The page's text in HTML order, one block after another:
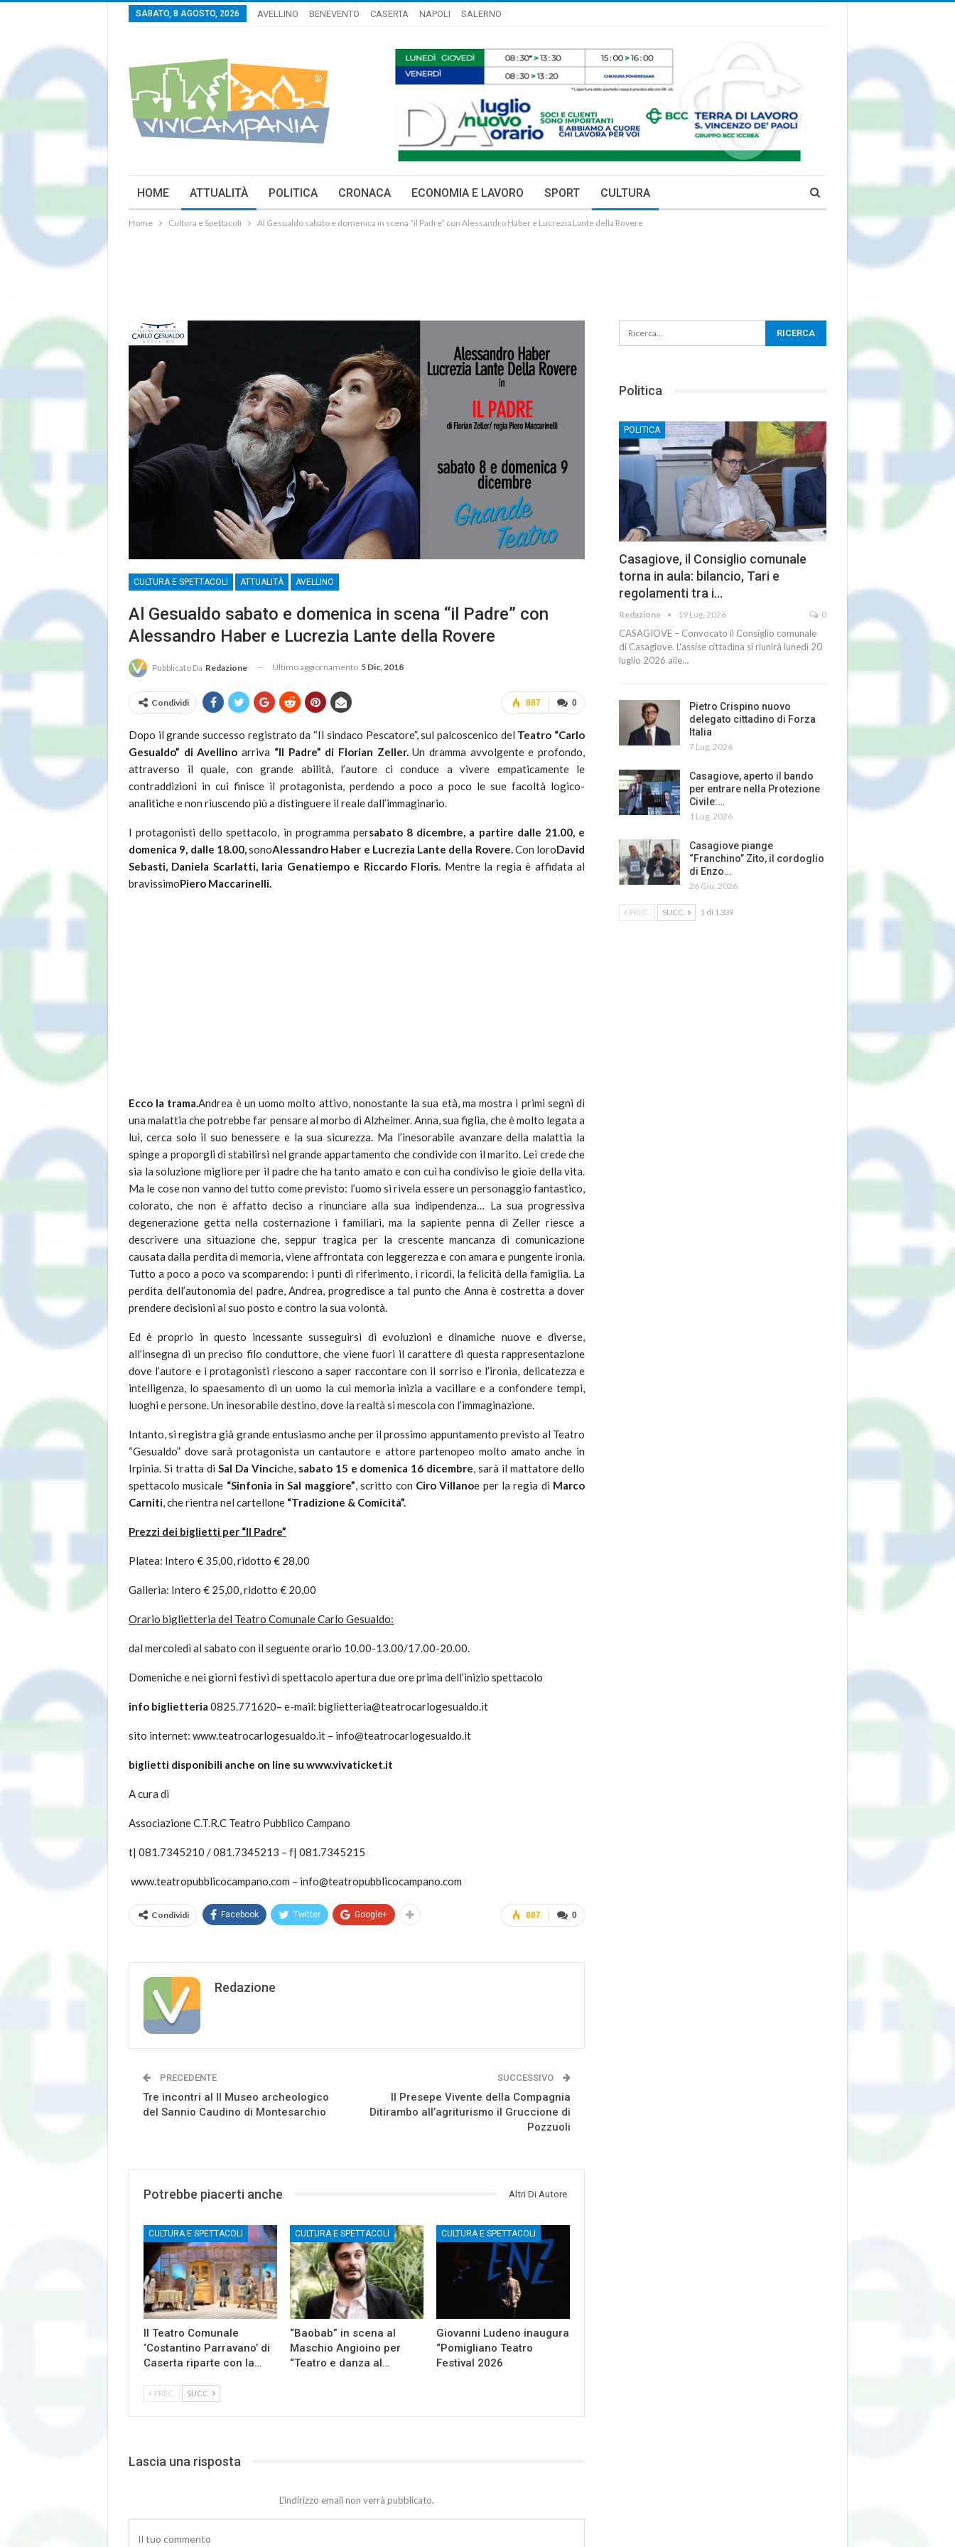
SABATO, 8 AGOSTO, 2026 AVELLINO BENEVENTO CASERTA NAPOLI SALERNO
HOME ATTUALITÀ POLITICA CRONACA ECONOMIA E LAVORO SPORT CULTURA
Home Cultura e Spettacoli Al Gesualdo sabato e domenica in scena “il Padre” con Alessandro Haber e Lucrezia Lante della Rovere
CULTURA E SPETTACOLI ATTUALITÀ AVELLINO
Al Gesualdo sabato e domenica in scena “il Padre” con
Alessandro Haber e Lucrezia Lante della Rovere
Pubblicato Da Redazione Ultimo aggiornamento 5 Dic, 2018
0
887
Condividi
Dopo il grande successo registrato da “Il sindaco Pescatore”, sul palcoscenico del Teatro “Carlo
Gesualdo” di Avellinoarriva “Il Padre” di Florian Zeller.Un dramma avvolgente e profondo,
attraverso il quale, con grande abilità, l’autore ci conduce a vivere empaticamente le
contraddizioni in cui finisce il protagonista, perdendo a poco a poco le sue facoltà logico-
analitiche e non riuscendo più a distinguere il reale dall’immaginario.
I protagonisti dello spettacolo, in programma persabato 8 dicembre, a partire dalle 21.00, e
domenica 9, dalle 18.00,sonoAlessandro Haber e Lucrezia Lante della Rovere.Con loroDavid
Sebasti, Daniela Scarlatti, laria Genatiempo e Riccardo Floris. Mentre la regia è affidata al
bravissimoPiero Maccarinelli.
Ecco la trama.Andrea è un uomo molto attivo, nonostante la sua età, ma mostra i primi segni di
una malattia che potrebbe far pensare al morbo di Alzheimer. Anna, sua figlia, che è molto legata a
lui, cerca solo il suo benessere e la sua sicurezza. Ma l’inesorabile avanzare della malattia la
spinge a proporgli di stabilirsi nel grande appartamento che condivide con il marito. Lei crede che
sia la soluzione migliore per il padre che ha tanto amato e con cui ha condiviso le gioie della vita.
Ma le cose non vanno del tutto come previsto: l’uomo si rivela essere un personaggio fantastico,
colorato, che non è affatto deciso a rinunciare alla sua indipendenza… La sua progressiva
degenerazione getta nella costernazione i familiari, ma la sapiente penna di Zeller riesce a
descrivere una situazione che, seppur tragica per la crescente mancanza di comunicazione
causata dalla perdita di memoria, viene affrontata con leggerezza e con amara e pungente ironia.
Tutto a poco a poco va scomparendo: i punti di riferimento, i ricordi, la felicità della famiglia. La
perdita dell’autonomia del padre, Andrea, progredisce a tal punto che Anna è costretta a dover
prendere decisioni al suo posto e contro la sua volontà.
Ed è proprio in questo incessante susseguirsi di evoluzioni e dinamiche nuove e diverse,
all’insegna di un preciso filo conduttore, che viene fuori il carattere di questa rappresentazione
dove l’autore e i protagonisti riescono a saper raccontare con il sorriso e l’ironia, delicatezza e
intelligenza, lo spaesamento di un uomo la cui memoria inizia a vacillare e a confondere tempi,
luoghi e persone. Un inesorabile destino, dove la realtà si mescola con l’immaginazione.
Intanto, si registra già grande entusiasmo anche per il prossimo appuntamento previsto al Teatro
“Gesualdo” dove sarà protagonista un cantautore e attore partenopeo molto amato anche in
Irpinia. Si tratta di Sal Da Vinciche, sabato 15 e domenica 16 dicembre, sarà il mattatore dello
spettacolo musicale “Sinfonia in Sal maggiore”, scritto con Ciro Villanoe per la regia di Marco
Carniti, che rientra nel cartellone “Tradizione & Comicità”.
Prezzi dei biglietti per “Il Padre”
Platea: Intero € 35,00, ridotto € 28,00
Galleria: Intero € 25,00, ridotto € 20,00
Orario biglietteria del Teatro Comunale Carlo Gesualdo:
dal mercoledì al sabato con il seguente orario 10.00-13.00/17.00-20.00.
Domeniche e nei giorni festivi di spettacolo apertura due ore prima dell’inizio spettacolo
info biglietteria 0825.771620– e-mail: biglietteria@teatrocarlogesualdo.it
sito internet: www.teatrocarlogesualdo.it – info@teatrocarlogesualdo.it
biglietti disponibili anche on line su www.vivaticket.it
A cura di
Associazione C.T.R.C Teatro Pubblico Campano
t| 081.7345210 / 081.7345213 – f| 081.7345215
www.teatropubblicocampano.com – info@teatropubblicocampano.com
0
887
Condividi Facebook Twitter Google+
Redazione
PRECEDENTE
Tre incontri al Il Museo archeologico
del Sannio Caudino di Montesarchio
SUCCESSIVO
Il Presepe Vivente della Compagnia
Ditirambo all’agriturismo il Gruccione di
Pozzuoli
Potrebbe piacerti anche Altri Di Autore
CULTURA E SPETTACOLI
Il Teatro Comunale
‘Costantino Parravano’ di
Caserta riparte con la…
CULTURA E SPETTACOLI
“Baobab” in scena al
Maschio Angioino per
“Teatro e danza al…
CULTURA E SPETTACOLI
Giovanni Ludeno inaugura
“Pomigliano Teatro
Festival 2026
PREC. SUCC.
Lascia una risposta
L'indirizzo email non verrà pubblicato.
Politica
POLITICA
Casagiove, il Consiglio comunale
torna in aula: bilancio, Tari e
regolamenti tra i…
Redazione 19 Lug, 2026 0
CASAGIOVE – Convocato il Consiglio comunale
di Casagiove. L'assise cittadina si riunirà lunedì 20
luglio 2026 alle…
Pietro Crispino nuovo
delegato cittadino di Forza
Italia
7 Lug, 2026
Casagiove, aperto il bando
per entrare nella Protezione
Civile:…
1 Lug, 2026
Casagiove piange
“Franchino” Zito, il cordoglio
di Enzo…
26 Giu, 2026
PREC. SUCC. 1 di 1.339